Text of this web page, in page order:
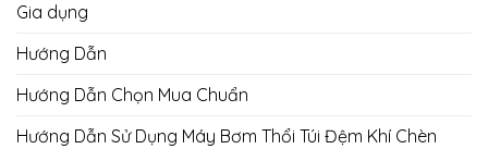
Gia dụng
Hướng Dẫn
Hướng Dẫn Chọn Mua Chuẩn
Hướng Dẫn Sử Dụng Máy Bơm Thổi Túi Đệm Khí Chèn